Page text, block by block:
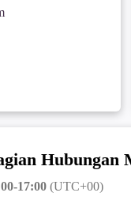
Hubungan
17:00(UTC+00)